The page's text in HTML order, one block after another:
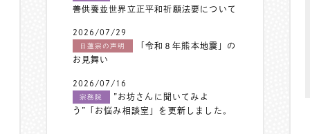
善供養並世界立正平和祈願法要について
2026/07/29
日蓮宗の声明
「令和８年熊本地震」の
お見舞い
2026/07/16
宗務院
”お坊さんに聞いてみよ
う”「お悩み相談室」を更新しました。